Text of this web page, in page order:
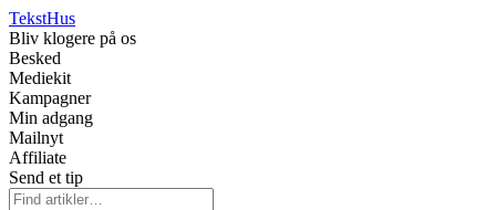
TekstHus
Bliv klogere på os
Besked
Mediekit
Kampagner
Min adgang
Mailnyt
Affiliate
Send et tip